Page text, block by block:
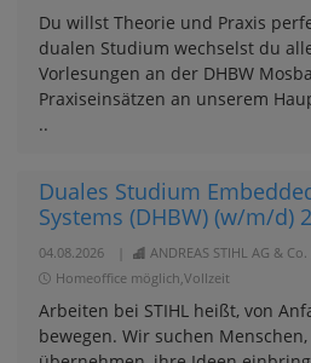
Du willst Theorie und Praxis
dualen Studium wechselst du
Vorlesungen an der DHBW
Praxiseinsätzen an unserem
..
Duales Studium
Systems (DHBW) (w/m/d)
04.08.2026 ANDREAS STIHL AG & Co.
Homeoffice möglich,Vollzeit
Arbeiten bei STIHL heißt, von
bewegen. Wir suchen